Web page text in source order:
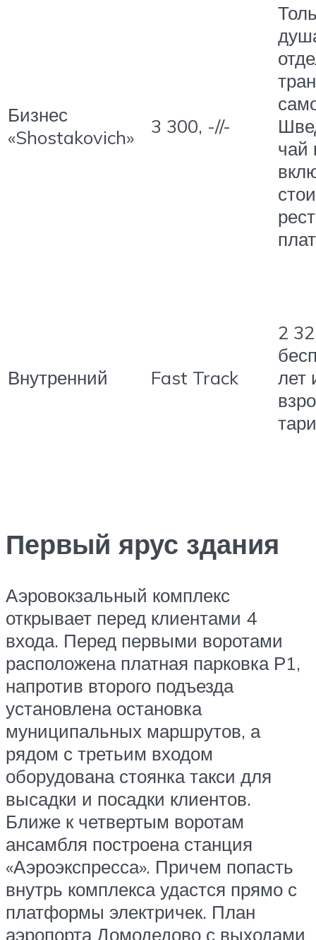
Бизнес
«Shostakovich»
3 300, -//-
чай
Внутренний Fast Track
2
лет
Первый ярус здания
Аэровокзальный комплекс
открывает перед клиентами 4
входа. Перед первыми воротами
расположена платная парковка Р1,
напротив второго подъезда
установлена остановка
муниципальных маршрутов, а
рядом с третьим входом
оборудована стоянка такси для
высадки и посадки клиентов.
Ближе к четвертым воротам
ансамбля построена станция
«Аэроэкспресса». Причем попасть
внутрь комплекса удастся прямо с
платформы электричек. План
аэропорта Домодедово с выходами